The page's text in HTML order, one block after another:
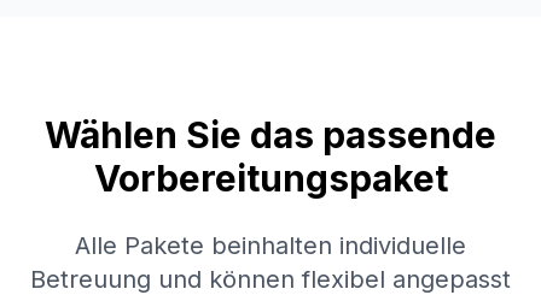
Wählen Sie das passende
Vorbereitungspaket
Alle Pakete beinhalten individuelle
Betreuung und können flexibel angepasst